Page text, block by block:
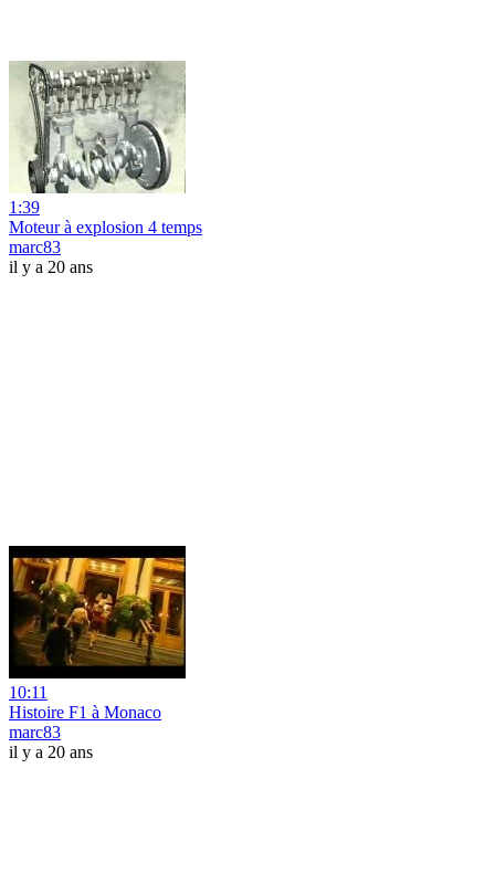
1:39
Moteur à explosion 4 temps
marc83
il y a 20 ans
10:11
Histoire F1 à Monaco
marc83
il y a 20 ans